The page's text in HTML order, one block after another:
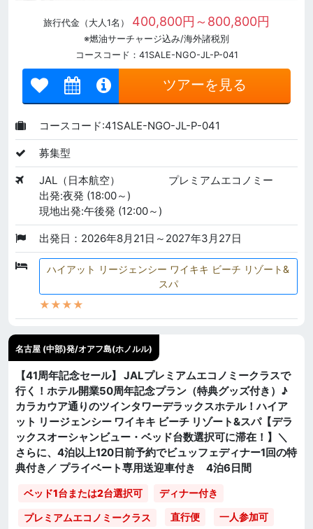
旅行代金（大人1名） 400,800円～800,800円
※燃油サーチャージ込み/海外諸税別
コースコード：41SALE-NGO-JL-P-041
ツアーを見る
コースコード:41SALE-NGO-JL-P-041
募集型
JAL（日本航空）
プレミアムエコノミー
出発:夜発 (18:00～)
現地出発:午後発 (12:00～)
出発日：2026年8月21日～2027年3月27日
ハイアット リージェンシー ワイキキ ビーチ リゾート&
スパ
★★★★
名古屋 (中部)発/オアフ島(ホノルル)
【41周年記念セール】 JALプレミアムエコノミークラスで
行く！ホテル開業50周年記念プラン（特典グッズ付き）♪
カラカウア通りのツインタワーデラックスホテル！ハイア
ット リージェンシー ワイキキ ビーチ リゾート&スパ【デラ
ックスオーシャンビュー・ベッド台数選択可に滞在！】＼
さらに、4泊以上120日前予約でビュッフェディナー1回の特
典付き／ プライベート専用送迎車付き 4泊6日間
ベッド1台または2台選択可 ディナー付き
プレミアムエコノミークラス 直行便 一人参加可